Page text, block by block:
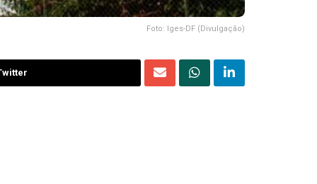
Foto: Iges-DF (Divulgação)